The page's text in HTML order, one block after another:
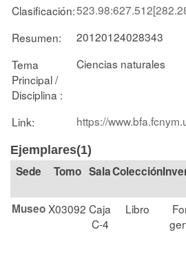
Clasificación:
Resumen:
20120124028343
Tema
Principal /
Disciplina :
Ciencias naturales
Link: https://
Ejemplares(1)
Tomo SalaColección
MuseoX03092 Caja
C-4
Libro